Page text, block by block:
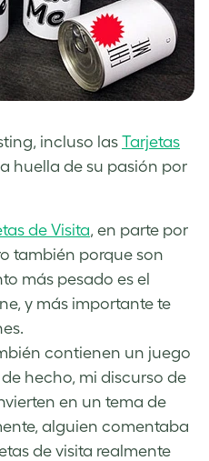
incluso las Tarjetas
huella de su pasión por
de Visita, en parte por
también porque son
más pesado es el
y más importante te
contienen un juego
hecho, mi discurso de
en un tema de
alguien comentaba
de visita realmente